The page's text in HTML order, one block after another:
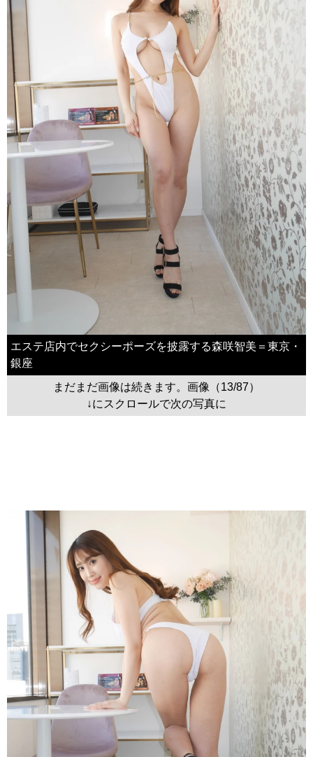
エステ店内でセクシーポーズを披露する森咲智美＝東京・
銀座
まだまだ画像は続きます。画像（13/87）
↓にスクロールで次の写真に